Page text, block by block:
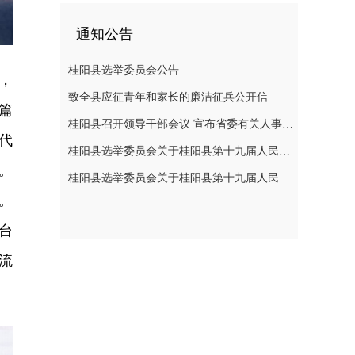
通知公告
桂阳县选举委员会公告
致全县应征青年和家长的廉洁征兵公开信
桂阳县召开领导干部会议 宣布省委有关人事安排决定
桂阳县选举委员会关于桂阳县第十九届人民代表大会代表选举日的公告
桂阳县选举委员会关于桂阳县第十九届人民代表大会代表选举日的公告